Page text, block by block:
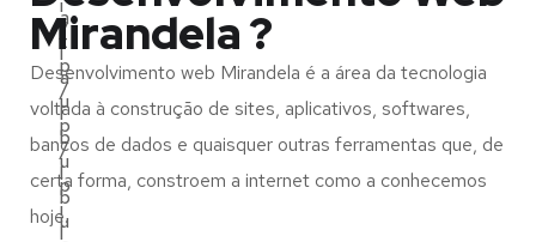
/
p
u
b
l
i
a
l
/
p
u
b
l
i
t
a
l
/
p
u
Mirandela ?
Desenvolvimento web Mirandela é a área da tecnologia
voltada à construção de sites, aplicativos, softwares,
bancos de dados e quaisquer outras ferramentas que, de
certa forma, constroem a internet como a conhecemos
hoje.